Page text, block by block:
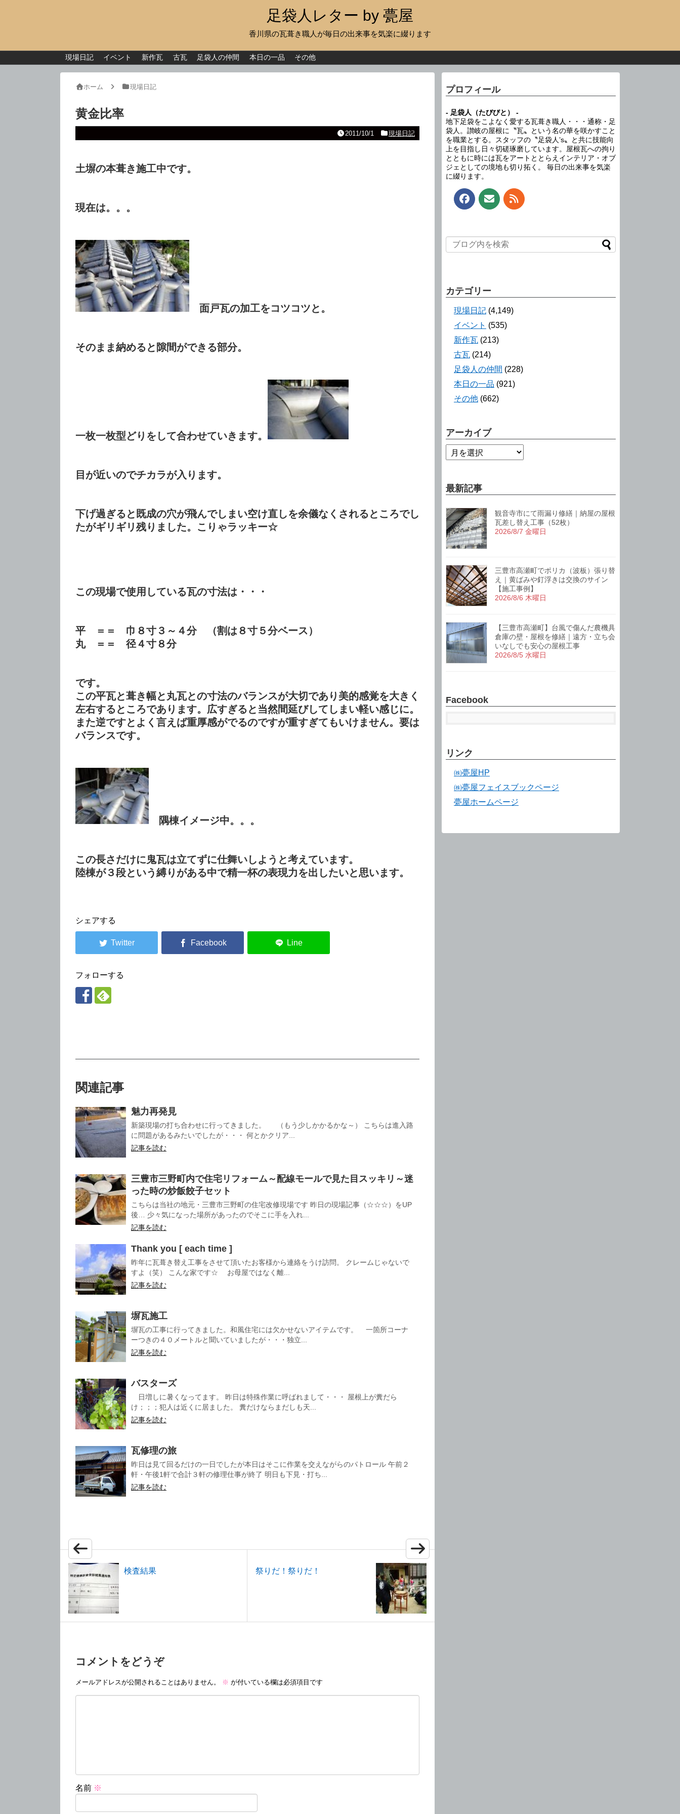
足袋人レター by 甍屋
香川県の瓦葺き職人が毎日の出来事を気楽に綴ります
現場日記 イベント 新作瓦 古瓦 足袋人の仲間 本日の一品 その他
ホーム 現場日記
黄金比率
2011/10/1 現場日記
土塀の本葺き施工中です。
現在は。。。
面戸瓦の加工をコツコツと。
そのまま納めると隙間ができる部分。
一枚一枚型どりをして合わせていきます。
目が近いのでチカラが入ります。
下げ過ぎると既成の穴が飛んでしまい空け直しを余儀なくされるところでし
たがギリギリ残りました。こりゃラッキー☆
この現場で使用している瓦の寸法は・・・
平 ＝＝ 巾８寸３～４分 （割は８寸５分ベース）
丸 ＝＝ 径４寸８分
です。
この平瓦と葺き幅と丸瓦との寸法のバランスが大切であり美的感覚を大きく
左右するところであります。広すぎると当然間延びしてしまい軽い感じに。
また逆ですとよく言えば重厚感がでるのですが重すぎてもいけません。要は
バランスです。
隅棟イメージ中。。。
この長さだけに鬼瓦は立てずに仕舞いしようと考えています。
陸棟が３段という縛りがある中で精一杯の表現力を出したいと思います。
シェアする
フォローする
関連記事
魅力再発見
新築現場の打ち合わせに行ってきました。 （もう少しかかるかな～） こちらは進入路
に問題があるみたいでしたが・・・ 何とかクリア...
記事を読む
三豊市三野町内で住宅リフォーム～配線モールで見た目スッキリ～迷
った時の炒飯餃子セット
こちらは当社の地元・三豊市三野町の住宅改修現場です 昨日の現場記事（☆☆☆）をUP
後… 少々気になった場所があったのでそこに手を入れ...
記事を読む
Thank you [ each time ]
昨年に瓦葺き替え工事をさせて頂いたお客様から連絡をうけ訪問。 クレームじゃないで
すよ（笑） こんな家です☆ お母屋ではなく離...
記事を読む
塀瓦施工
塀瓦の工事に行ってきました。和風住宅には欠かせないアイテムです。 一箇所コーナ
ーつきの４０メートルと聞いていましたが・・・独立...
記事を読む
バスターズ
日増しに暑くなってます。 昨日は特殊作業に呼ばれまして・・・ 屋根上が糞だら
け；；；犯人は近くに居ました。 糞だけならまだしも天...
記事を読む
瓦修理の旅
昨日は見て回るだけの一日でしたが本日はそこに作業を交えながらのパトロール 午前２
軒・午後1軒で合計３軒の修理仕事が終了 明日も下見・打ち...
記事を読む
検査結果 祭りだ！祭りだ！
コメントをどうぞ
メールアドレスが公開されることはありません。 ※ が付いている欄は必須項目です
名前 ※
プロフィール
- 足袋人（たびびと） -
地下足袋をこよなく愛する瓦葺き職人・・・通称・足
袋人。讃岐の屋根に〝瓦〟という名の華を咲かすこと
を職業とする。スタッフの〝足袋人’s〟と共に技能向
上を目指し日々切磋琢磨しています。屋根瓦への拘り
とともに時には瓦をアートととらえインテリア・オブ
ジェとしての境地も切り拓く。 毎日の出来事を気楽
に綴ります。
カテゴリー
現場日記 (4,149)
イベント (535)
新作瓦 (213)
古瓦 (214)
足袋人の仲間 (228)
本日の一品 (921)
その他 (662)
アーカイブ
最新記事
観音寺市にて雨漏り修繕｜納屋の屋根
瓦差し替え工事（52枚）
2026/8/7 金曜日
三豊市高瀬町でポリカ（波板）張り替
え｜黄ばみや釘浮きは交換のサイン
【施工事例】
2026/8/6 木曜日
【三豊市高瀬町】台風で傷んだ農機具
倉庫の壁・屋根を修繕｜遠方・立ち会
いなしでも安心の屋根工事
2026/8/5 水曜日
Facebook
リンク
㈱甍屋HP
㈱甍屋フェイスブックページ
甍屋ホームページ
現場日記
イベント
本日の一品